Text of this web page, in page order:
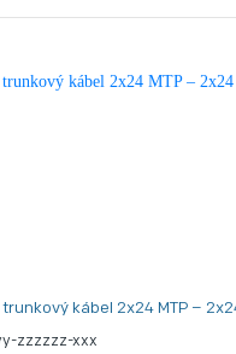
kábel 2x24 MTP –
zzzzzz-xxx